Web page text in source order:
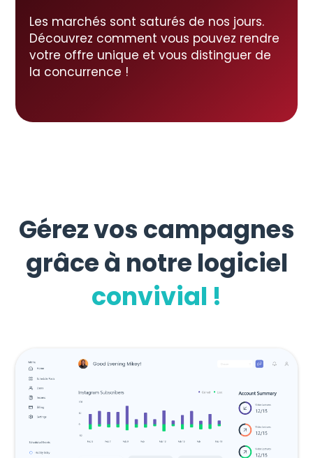
Les marchés sont saturés de nos jours.
Découvrez comment vous pouvez rendre
votre offre unique et vous distinguer de
la concurrence !
Gérez vos campagnes
grâce à notre logiciel
convivial !